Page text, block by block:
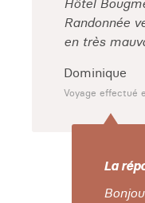
Hôtel
Randonnée
en très
Dominique
Voyage effectué
La